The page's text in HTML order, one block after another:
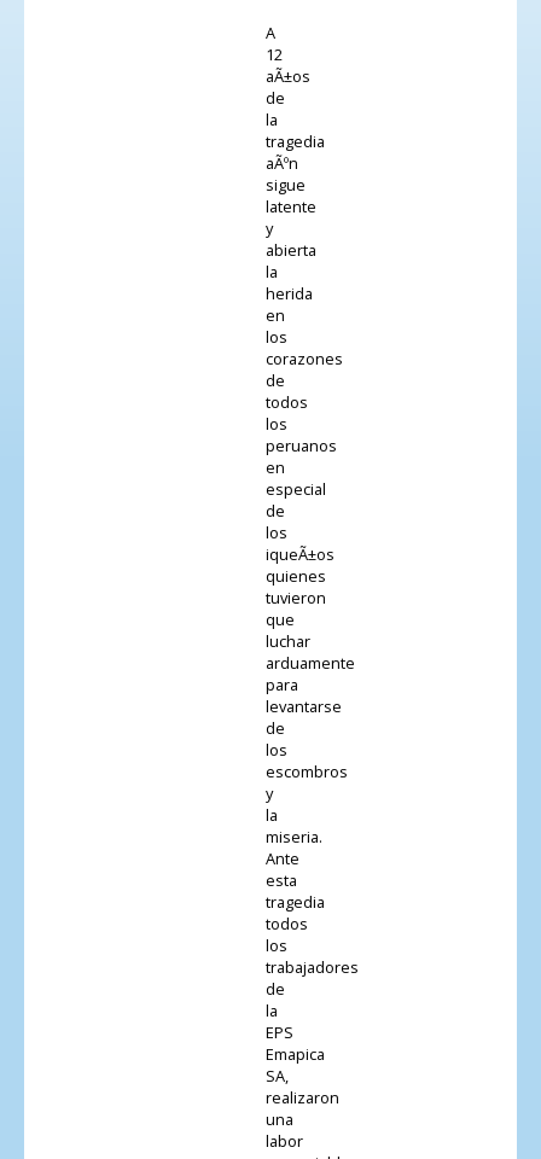
A
12
aÃ±os
de
la
tragedia
aÃºn
sigue
latente
y
abierta
la
herida
en
los
corazones
de
todos
los
peruanos
en
especial
de
los
iqueÃ±os
quienes
tuvieron
que
luchar
arduamente
para
levantarse
de
los
escombros
y
la
miseria.
Ante
esta
tragedia
todos
los
trabajadores
de
la
EPS
Emapica
SA,
realizaron
una
labor